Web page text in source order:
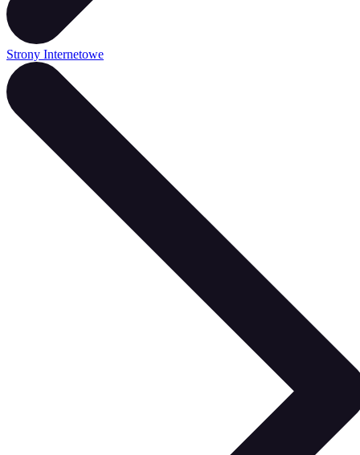
Strony Internetowe